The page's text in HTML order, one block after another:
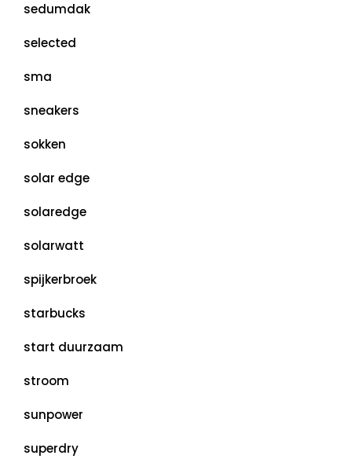
sedumdak
selected
sma
sneakers
sokken
solar edge
solaredge
solarwatt
spijkerbroek
starbucks
start duurzaam
stroom
sunpower
superdry